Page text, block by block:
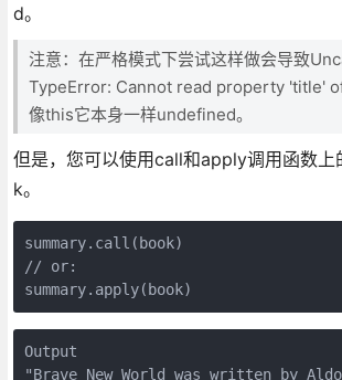
d。
注意：在严格模式下尝试这样做会导致
TypeError: Cannot read property 'title'
像this它本身一样undefined。
但是，您可以使用call和apply调用函数
k。
summary.call(book)
// or:
summary.apply(book)
Output
"Brave New World was written by